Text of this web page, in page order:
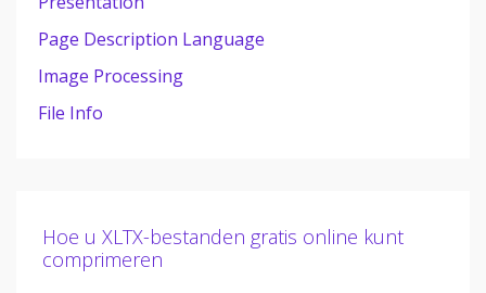
Page Description Language
Image Processing
File Info
Hoe u XLTX-bestanden gratis online kunt
comprimeren